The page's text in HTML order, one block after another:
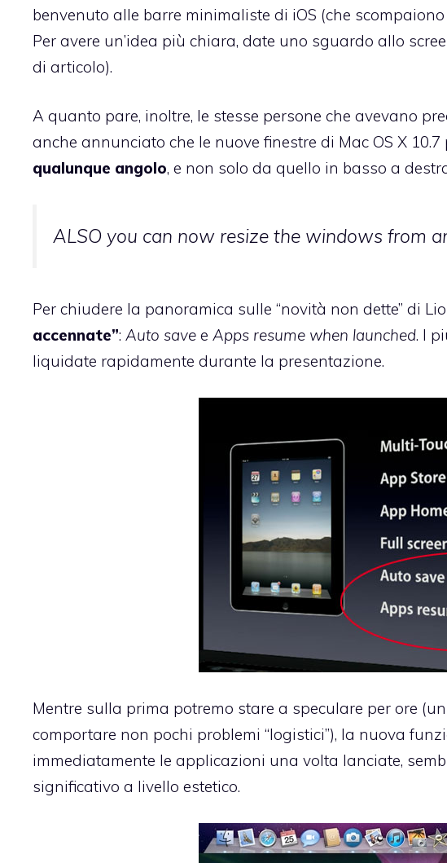
benvenuto alle barre minimaliste di iOS (che
Per avere un’idea più chiara, date uno sguardo allo
di articolo).
A quanto pare, inoltre, le stesse persone che avevano
anche annunciato che le nuove finestre di Mac OS X
qualunque angolo, e non solo da quello in basso a
ALSO you can now resize the windows from
Per chiudere la panoramica sulle “novità non dette” di
accennate”: Auto save e Apps resume when launched. I
liquidate rapidamente durante la presentazione.
Mentre sulla prima potremo stare a speculare per ore
comportare non pochi problemi “logistici”), la nuova
immediatamente le applicazioni una volta lanciate,
significativo a livello estetico.